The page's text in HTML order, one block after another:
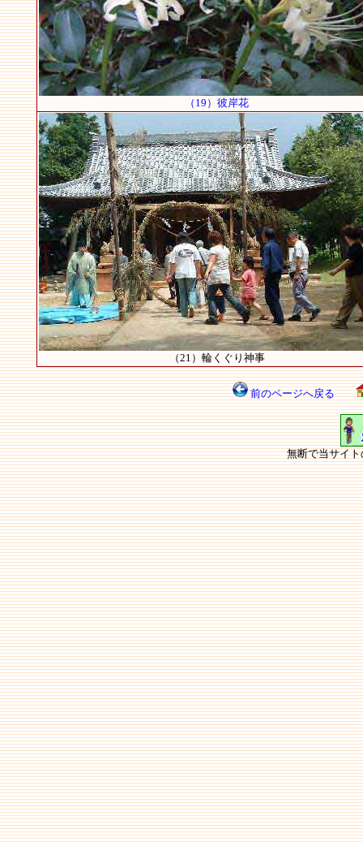
（19）彼岸花
（21）輪くぐり神事
前のページへ戻る
無断で当サイ